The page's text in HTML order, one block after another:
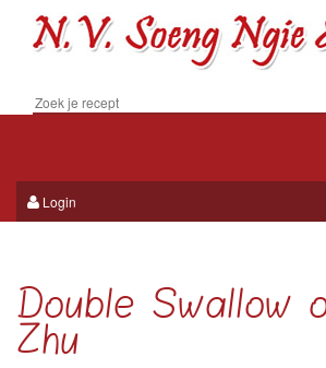
Login
Double Swallow
Zhu